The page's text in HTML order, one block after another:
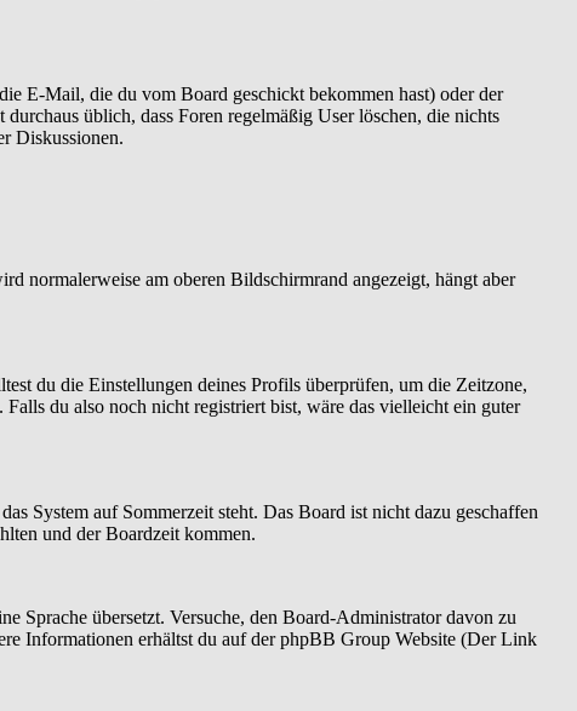
E-Mail, die du vom Board geschickt bekommen hast) oder der
üblich, dass Foren regelmäßig User löschen, die nichts
Diskussionen.
normalerweise am oberen Bildschirmrand angezeigt, hängt aber
du die Einstellungen deines Profils überprüfen, um die Zeitzone,
du also noch nicht registriert bist, wäre das vielleicht ein guter
System auf Sommerzeit steht. Das Board ist nicht dazu geschaffen
und der Boardzeit kommen.
Sprache übersetzt. Versuche, den Board-Administrator davon zu
Informationen erhältst du auf der phpBB Group Website (Der Link